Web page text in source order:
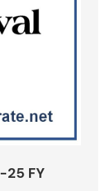
25 FY